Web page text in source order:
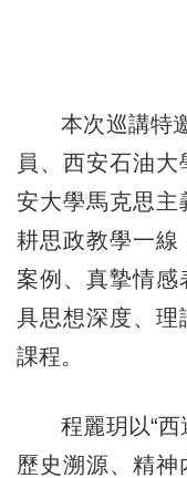
本次巡講特邀
員、西安石油
安大學馬克思主
耕思政教學一線
案例、真摯情感
具思想深度、理
課程。
程麗玥以“西
歷史溯源、精